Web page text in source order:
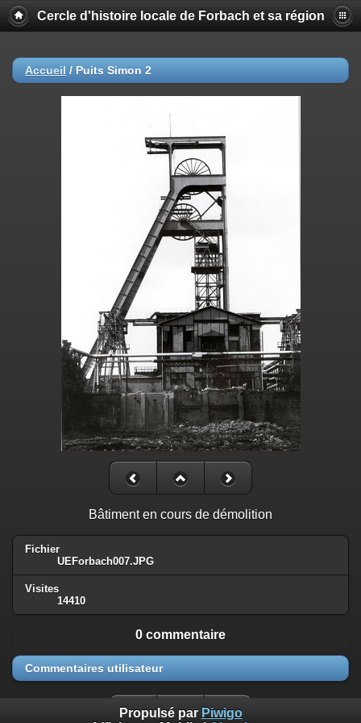
Cercle d'histoire locale de Forbach et sa région
Accueil / Puits Simon 2
Bâtiment en cours de démolition
Fichier
UEForbach007.JPG
Visites
14410
0 commentaire
Commentaires utilisateur
Propulsé par Piwigo